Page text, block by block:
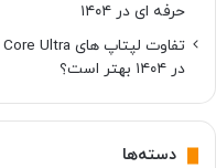
حرفه ای در ۱۴۰۴
در ۱۴۰۴ بهتر است؟
دسته‌ها